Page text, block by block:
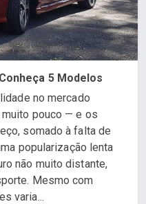
5 Modelos
no mercado
pouco — e os
somado à falta de
popularização lenta
não muito distante,
Mesmo com
varia...